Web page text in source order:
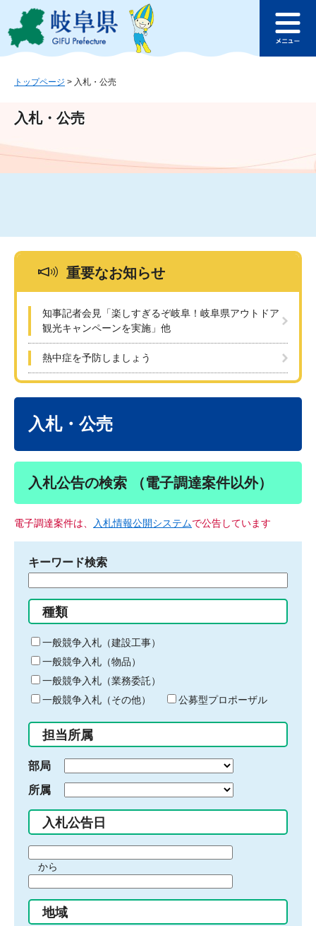
ジ
ュ
文
このページの本文へ
ュ
トップページ > 入札・公売
入札・公売
重要なお知らせ
知事記者会見「楽しすぎるぞ岐阜！岐阜県アウトドア
観光キャンペーンを実施」他
熱中症を予防しましょう
入札・公売
入札公告の検索 （電子調達案件以外）
電子調達案件は、 入札情報公開システムで公告しています
キーワード検索
る
キ
ー
ワ
ー
ド
入
力
種類
一般競争入札（建設工事）
一般競争入札（物品）
一般競争入札（業務委託）
一般競争入札（その他）
公募型プロポーザル
担当所属
部局
所属
入札公告日
間
始
から
間
地域